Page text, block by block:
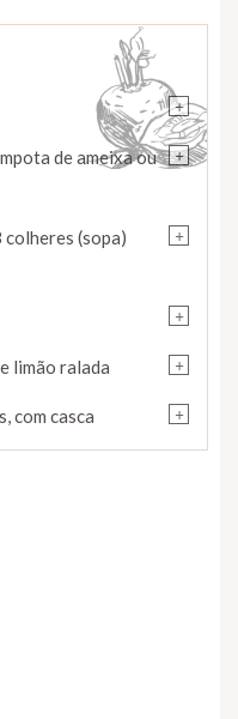
+
+
de ameixa ou
+
colheres (sopa)
+
+
limão ralada
+
com casca